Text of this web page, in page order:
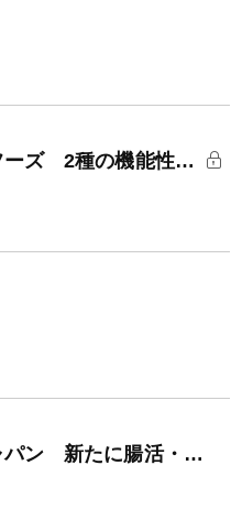
ーズ 2種の機能性…
パン 新たに腸活・…